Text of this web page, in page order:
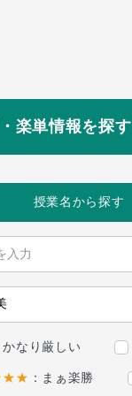
楽単情報を探す
授業名から探す
かなり厳しい
：まぁ楽勝